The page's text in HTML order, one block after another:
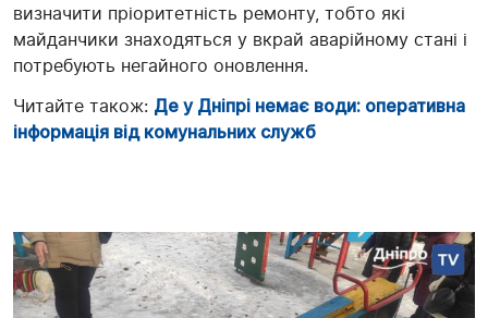
визначити пріоритетність ремонту, тобто які
майданчики знаходяться у вкрай аварійному стані і
потребують негайного оновлення.
Читайте також: Де у Дніпрі немає води: оперативна
інформація від комунальних служб